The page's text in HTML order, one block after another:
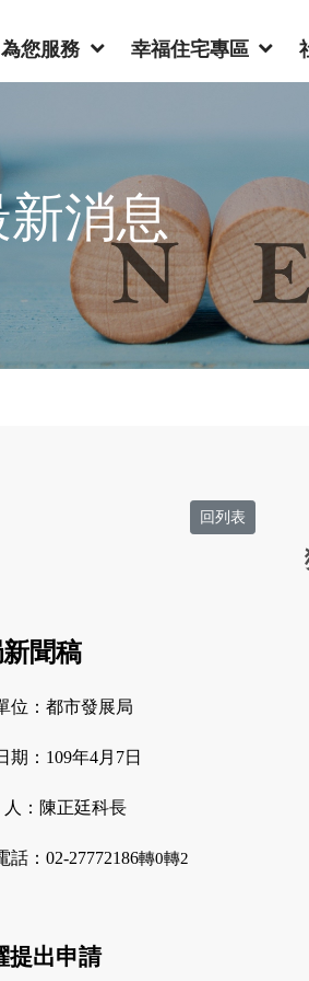
為您服務 幸福住宅專區
新消息
回列表
新聞稿
位：都市發展局
期： 109年4月 7日
人：陳正廷科長
話： 02-27772186轉0轉2
提出申請